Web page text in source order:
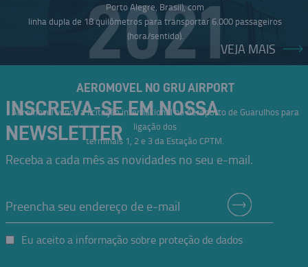
Porto Alegre, Brasil), com
linha dupla de 18 quilômetros para transportar 6.000 passageiros
(hora/sentido).
2021
AEROMOVEL NO GRU AIRPORT
Aeromovel vence a licitação internacional no Aeroporto de Guarulhos para
ligação dos
terminais 1, 2 e 3 da Estação CPTM.
VEJA MAIS
INSCREVA-SE EM NOSSA
NEWSLETTER
Receba a cada mês as novidades no seu e-mail.
Eu aceito a informação sobre proteção de dados